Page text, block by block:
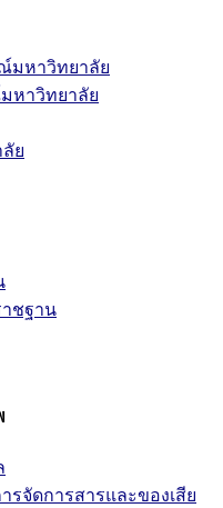
มหาวิทยาลัย
หาวิทยาลัย
ย
ชฐาน
รจัดการสารและของเสีย